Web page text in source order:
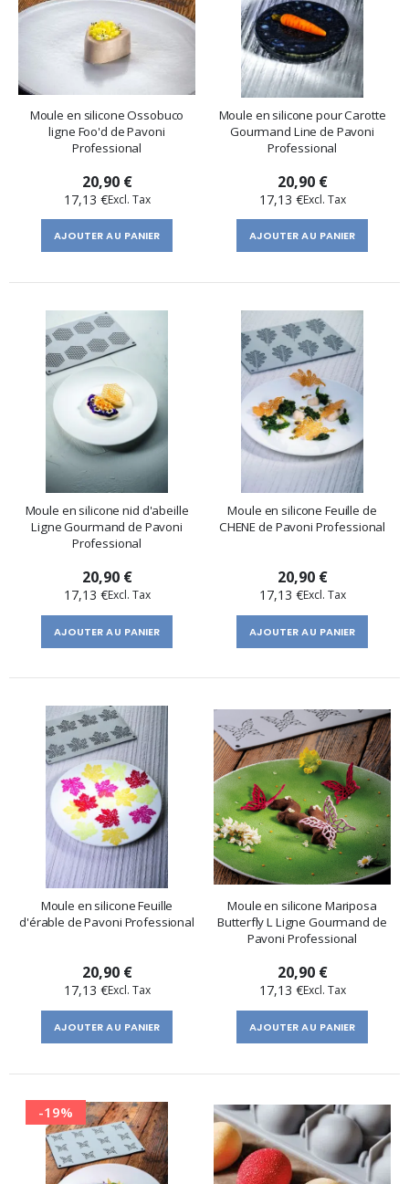
Moule en silicone Ossobuco
ligne Foo'd de Pavoni
Professional
20,90 €
17,13 €
AJOUTER AU PANIER
Moule en silicone pour Carotte
Gourmand Line de Pavoni
Professional
20,90 €
17,13 €
AJOUTER AU PANIER
Moule en silicone nid d'abeille
Ligne Gourmand de Pavoni
Professional
20,90 €
17,13 €
AJOUTER AU PANIER
Moule en silicone Feuille de
CHENE de Pavoni Professional
20,90 €
17,13 €
AJOUTER AU PANIER
Moule en silicone Feuille
d'érable de Pavoni Professional
20,90 €
17,13 €
AJOUTER AU PANIER
Moule en silicone Mariposa
Butterfly L Ligne Gourmand de
Pavoni Professional
20,90 €
17,13 €
AJOUTER AU PANIER
-19%